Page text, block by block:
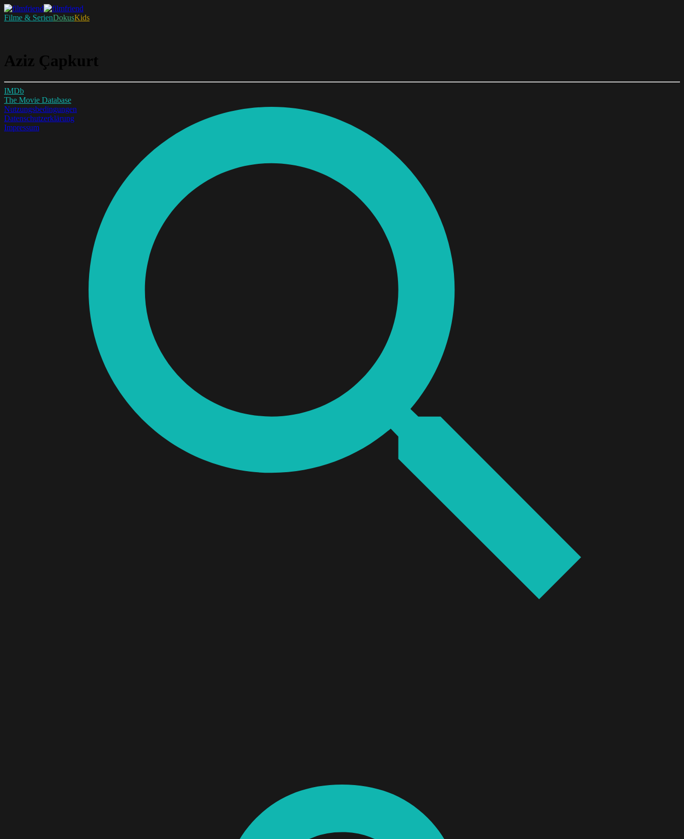
Filme & SerienDokusKids
Aziz Çapkurt
IMDb
The Movie Database
Nutzungsbedingungen
Datenschutzerklärung
Impressum